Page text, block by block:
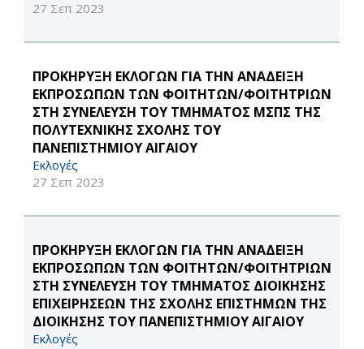
27 Σεπ 2023
ΠΡΟΚΗΡΥΞΗ ΕΚΛΟΓΩΝ ΓΙΑ ΤΗΝ ΑΝΑΔΕΙΞΗ
ΕΚΠΡΟΣΩΠΩΝ ΤΩΝ ΦΟΙΤΗΤΩΝ/ΦΟΙΤΗΤΡΙΩΝ
ΣΤΗ ΣΥΝΕΛΕΥΣΗ ΤΟΥ ΤΜΗΜΑΤΟΣ ΜΣΠΣ ΤΗΣ
ΠΟΛΥΤΕΧΝΙΚΗΣ ΣΧΟΛΗΣ ΤΟΥ
ΠΑΝΕΠΙΣΤΗΜΙΟΥ ΑΙΓΑΙΟΥ
Εκλογές
27 Σεπ 2023
ΠΡΟΚΗΡΥΞΗ ΕΚΛΟΓΩΝ ΓΙΑ ΤΗΝ ΑΝΑΔΕΙΞΗ
ΕΚΠΡΟΣΩΠΩΝ ΤΩΝ ΦΟΙΤΗΤΩΝ/ΦΟΙΤΗΤΡΙΩΝ
ΣΤΗ ΣΥΝΕΛΕΥΣΗ ΤΟΥ ΤΜΗΜΑΤΟΣ ΔΙΟΙΚΗΣΗΣ
ΕΠΙΧΕΙΡΗΣΕΩΝ ΤΗΣ ΣΧΟΛΗΣ ΕΠΙΣΤΗΜΩΝ ΤΗΣ
ΔΙΟΙΚΗΣΗΣ ΤΟΥ ΠΑΝΕΠΙΣΤΗΜΙΟΥ ΑΙΓΑΙΟΥ
Εκλογές